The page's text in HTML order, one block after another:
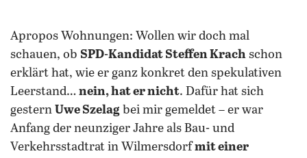
Apropos Wohnungen: Wollen wir doch mal
schauen, ob SPD-Kandidat Steffen Krach schon
erklärt hat, wie er ganz konkret den spekulativen
Leerstand… nein, hat er nicht. Dafür hat sich
gestern Uwe Szelag bei mir gemeldet – er war
Anfang der neunziger Jahre als Bau- und
Verkehrsstadtrat in Wilmersdorfmit einer